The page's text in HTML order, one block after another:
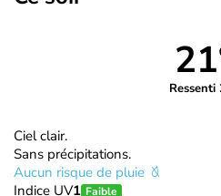
Ressenti
Ciel clair.
Sans précipitations.
Aucun risque de pluie
Indice UV1 Faible